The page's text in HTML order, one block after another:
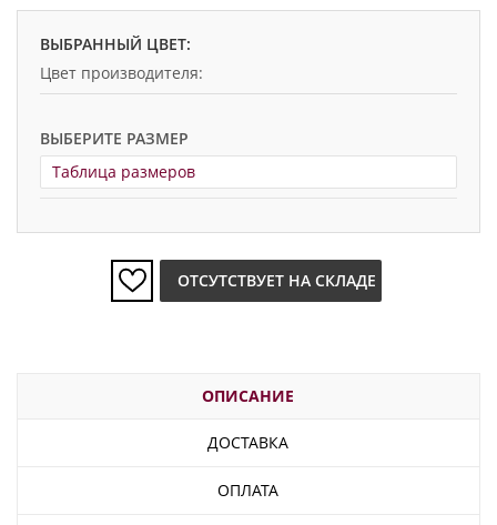
ВЫБРАННЫЙ ЦВЕТ:
Цвет производителя:
ВЫБЕРИТЕ РАЗМЕР
Таблица размеров
ОТСУТСТВУЕТ НА СКЛАДЕ
ОПИСАНИЕ
ДОСТАВКА
ОПЛАТА